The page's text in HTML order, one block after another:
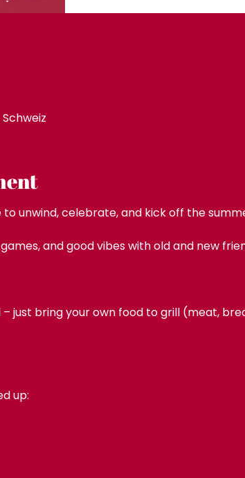
to unwind, celebrate, and kick off the
and good vibes with old and new
just bring your own food to grill (meat,
up: